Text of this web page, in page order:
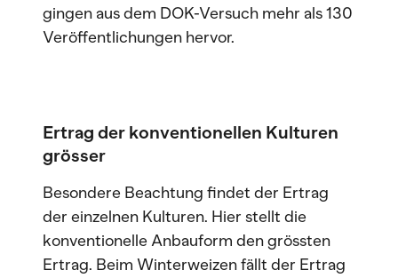
gingen aus dem DOK-Versuch mehr als 130
Veröffentlichungen hervor.
Ertrag der konventionellen Kulturen
grösser
Besondere Beachtung findet der Ertrag
der einzelnen Kulturen. Hier stellt die
konventionelle Anbauform den grössten
Ertrag. Beim Winterweizen fällt der Ertrag